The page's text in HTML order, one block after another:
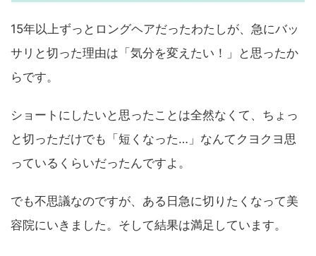
15年以上ずっとロングヘアだったわたしが、急にバッ
サリと切った理由は「気分を変えたい！」と思ったか
らです。
ショートにしたいと思ったことは全然なくて、ちょっ
と切っただけでも「短くなった…」なんてクヨクヨ思
っているくらいだったんですよ。
でも不思議なのですが、ある日急に切りたくなって美
容院にいきました。そして結果は満足しています。